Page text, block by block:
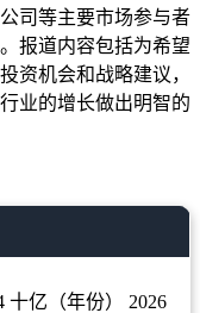
司等主要市场参与者
报道内容包括为希望
资机会和战略建议，
业的增长做出明智的
十亿（年份） 2026